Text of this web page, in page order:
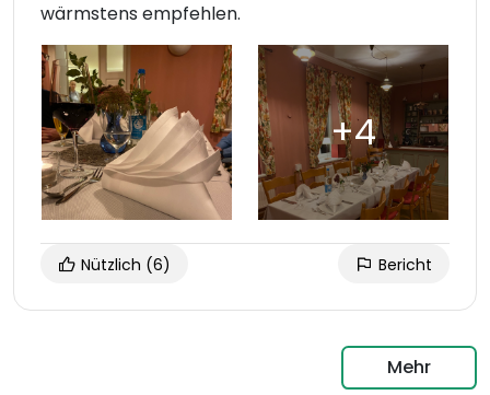
wärmstens empfehlen.
Nützlich (6) Bericht
Mehr